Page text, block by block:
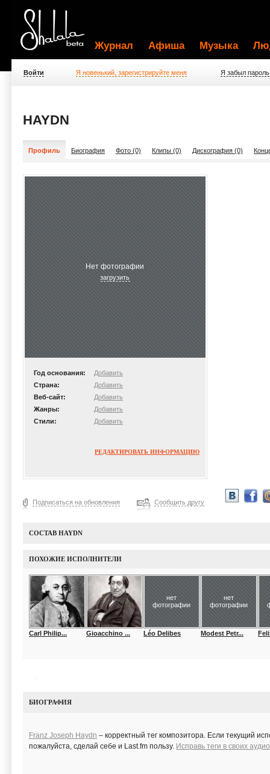
Журнал Афиша Музыка
Войти Я новенький, зарегистрируйте меня Я забыл пароль
HAYDN
Профиль Биография Фото (0) Клипы (0) Дискография (0)
Нет фотографии
загрузить
Год основания:
Добавить
Страна:
Добавить
Веб-сайт:
Добавить
Жанры:
Добавить
Стили:
Добавить
РЕДАКТИРОВАТЬ ИНФОРМАЦИЮ
Подписаться на обновления Сообщить другу
СОСТАВ HAYDN
ПОХОЖИЕ ИСПОЛНИТЕЛИ
Carl Philip... Gioacchino ...
нет
фотографии
Léo Delibes
нет
фотографии
Modest Petr...
БИОГРАФИЯ
Franz Joseph Haydn – корректный тег композитора. Если текущий
пожалуйста, сделай себе и Last.fm пользу. Исправь теги в своих